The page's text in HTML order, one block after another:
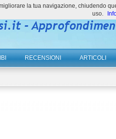
RECENSIONI ARTICOLI
la tua navigazione, chiudendo
uso.